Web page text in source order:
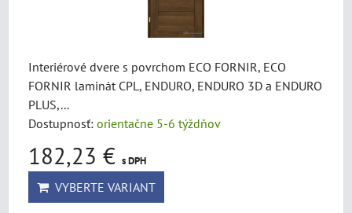
Interiérové dvere s povrchom ECO FORNIR, ECO
FORNIR laminát CPL, ENDURO, ENDURO 3D a ENDURO
PLUS,...
Dostupnosť: orientačne 5-6 týždňov
182,23 € s DPH
VYBERTE VARIANT